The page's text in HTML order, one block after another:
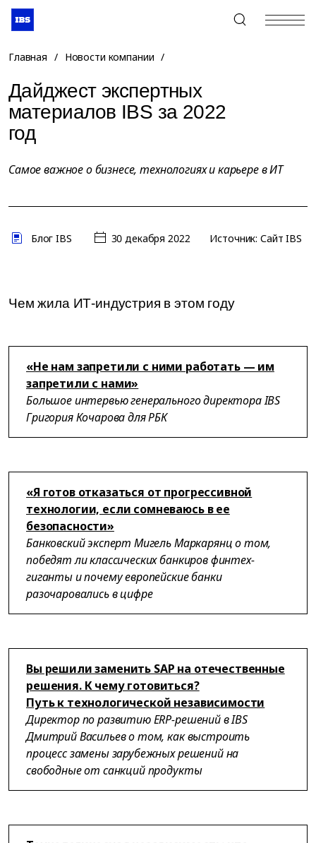
+7 (495) 967-80-80
Главная / Новости компании /
Дайджест экспертных
материалов IBS за 2022
год
Самое важное о бизнесе, технологиях и карьере в ИТ
Блог IBS 30 декабря 2022 Источник: Сайт IBS
Чем жила ИТ-индустрия в этом году
«Не нам запретили с ними работать — им
запретили с нами»
Большое интервью генерального директора IBS
Григория Кочарова для РБК
«Я готов отказаться от прогрессивной
технологии, если сомневаюсь в ее
безопасности»
Банковский эксперт Мигель Маркарянц о том,
победят ли классических банкиров финтех-
гиганты и почему европейские банки
разочаровались в цифре
Вы решили заменить SAP на отечественные
решения. К чему готовиться?
Путь к технологической независимости
Директор по развитию ERP-решений в IBS
Дмитрий Васильев о том, как выстроить
процесс замены зарубежных решений на
свободные от санкций продукты